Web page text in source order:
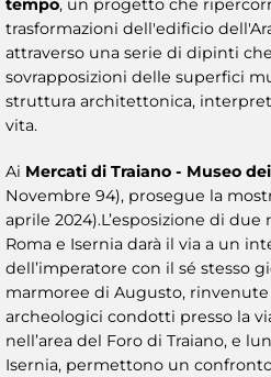
trasformazioni dell'edificio
attraverso una serie di dipinti
sovrapposizioni delle superfici
struttura architettonica,
vita.
Ai Mercati di Traiano - Museo
Novembre 94), prosegue la
aprile 2024).L’esposizione di
Roma e Isernia darà il via a un
dell’imperatore con il sé stesso
marmoree di Augusto,
archeologici condotti presso la
nell’area del Foro di Traiano, e
Isernia, permettono un